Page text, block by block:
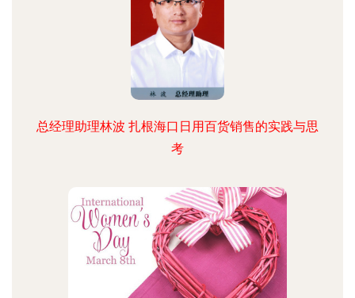
总经理助理林波 扎根海口日用百货销售的实践与思
考